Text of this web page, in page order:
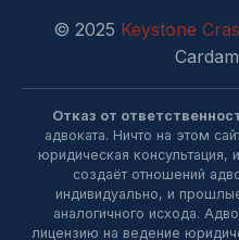
© 2025 Keystone
Отказ от
адвоката. Ничто на этом
юридическая консультация,
создаёт отношений
индивидуально, и
аналогичного исхода.
лицензию на ведение